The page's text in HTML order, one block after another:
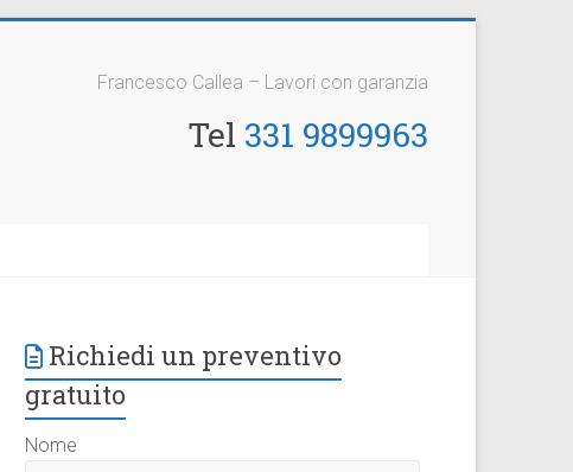
Francesco Callea – Lavori con garanzia
Tel 331 9899963
Richiedi un preventivo
gratuito
Nome